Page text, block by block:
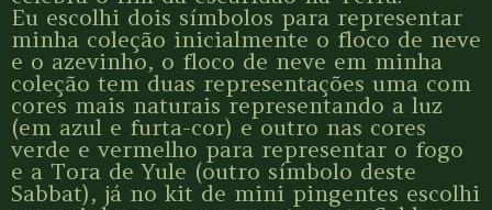
Eu escolhi dois símbolos para representar
minha coleção inicialmente o floco de neve
e o azevinho, o floco de neve em minha
coleção tem duas representações uma com
cores mais naturais representando a luz
(em azul e furta-cor) e outro nas cores
verde e vermelho para representar o fogo
e a Tora de Yule (outro símbolo deste
Sabbat), já no kit de mini pingentes escolhi